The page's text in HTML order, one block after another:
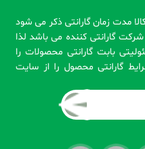
کالا مدت زمان گارانتی ذکر می شود
گارانتی کننده می باشد لذا
بابت گارانتی محصولات را
گارانتی محصول را از سایت